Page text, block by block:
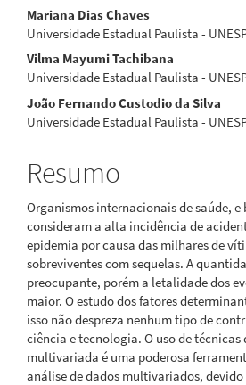
Conteúdo
do
artigo
principal
Mariana Dias Chaves
Universidade Estadual Paulista -
Vilma Mayumi Tachibana
Universidade Estadual Paulista -
João Fernando Custodio da Silva
Universidade Estadual Paulista -
Resumo
Organismos internacionais de saúde,
consideram a alta incidência de
epidemia por causa das milhares de
sobreviventes com sequelas. A
preocupante, porém a letalidade dos
maior. O estudo dos fatores
isso não despreza nenhum tipo de
ciência e tecnologia. O uso de
multivariada é uma poderosa
análise de dados multivariados,